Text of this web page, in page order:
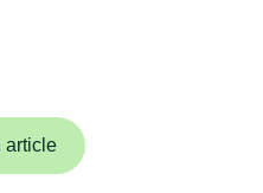
article